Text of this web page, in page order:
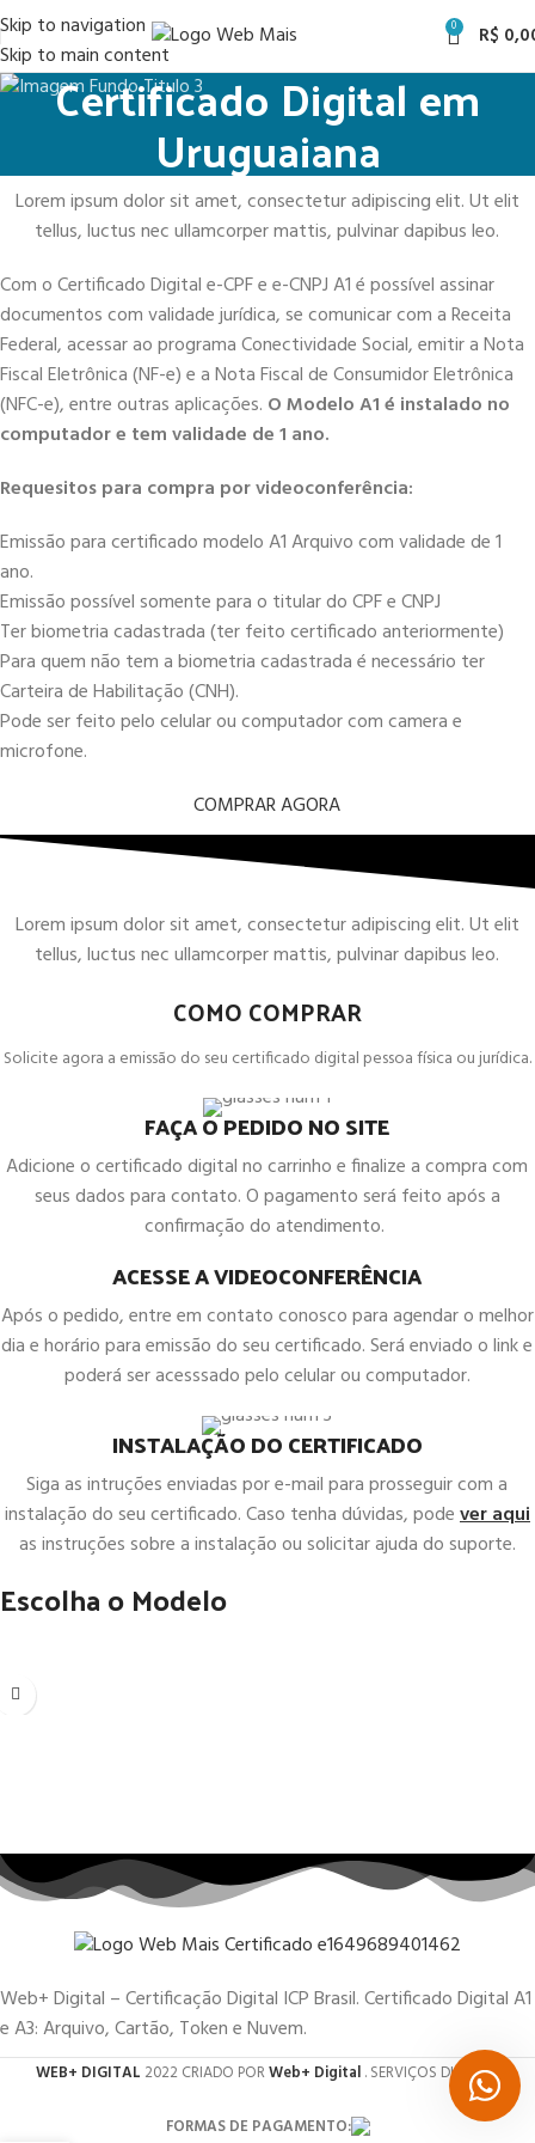
Skip to navigation
Skip to main content
0 R$
Certificado Digital em
Uruguaiana
Lorem ipsum dolor sit amet, consectetur adipiscing elit. Ut elit
tellus, luctus nec ullamcorper mattis, pulvinar dapibus leo.
Com o Certificado Digital e-CPF e e-CNPJ A1 é possível assinar
documentos com validade jurídica, se comunicar com a Receita
Federal, acessar ao programa Conectividade Social, emitir a Nota
Fiscal Eletrônica (NF-e) e a Nota Fiscal de Consumidor Eletrônica
(NFC-e), entre outras aplicações. O Modelo A1 é instalado no
computador e tem validade de 1 ano.
Requesitos para compra por videoconferência:
Emissão para certificado modelo A1 Arquivo com validade de 1
ano.
Emissão possível somente para o titular do CPF e CNPJ
Ter biometria cadastrada (ter feito certificado anteriormente)
Para quem não tem a biometria cadastrada é necessário ter
Carteira de Habilitação (CNH).
Pode ser feito pelo celular ou computador com camera e
microfone.
COMPRAR AGORA
Lorem ipsum dolor sit amet, consectetur adipiscing elit. Ut elit
tellus, luctus nec ullamcorper mattis, pulvinar dapibus leo.
COMO COMPRAR
Solicite agora a emissão do seu certificado digital pessoa física ou jurídica.
FAÇA O PEDIDO NO SITE
Adicione o certificado digital no carrinho e finalize a compra com
seus dados para contato. O pagamento será feito após a
confirmação do atendimento.
ACESSE A VIDEOCONFERÊNCIA
Após o pedido, entre em contato conosco para agendar o melhor
dia e horário para emissão do seu certificado. Será enviado o link e
poderá ser acesssado pelo celular ou computador.
INSTALAÇÃO DO CERTIFICADO
Siga as intruções enviadas por e-mail para prosseguir com a
instalação do seu certificado. Caso tenha dúvidas, podever aqui
as instruções sobre a instalação ou solicitar ajuda do suporte.
Escolha o Modelo
Web+ Digital – Certificação Digital ICP Brasil. Certificado Digital A1
e A3: Arquivo, Cartão, Token e Nuvem.
WEB+ DIGITAL 2022 CRIADO PORWeb+ Digital. SERVIÇOS DIGITAIS.
FORMAS DE PAGAMENTO: